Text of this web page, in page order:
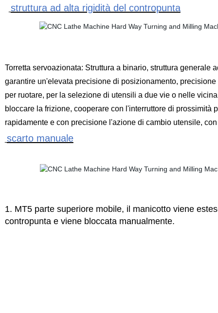
struttura ad alta rigidità del contropunta
Torretta servoazionata: Struttura a binario, struttura generale
garantire un'elevata precisione di posizionamento,
per ruotare, per la selezione di utensili a due vie o nelle
bloccare la frizione, cooperare con l'interruttore di
rapidamente e con precisione l'azione di cambio utensile,
scarto manuale
1. MT5 parte superiore mobile, il manicotto viene
contropunta e viene bloccata manualmente.